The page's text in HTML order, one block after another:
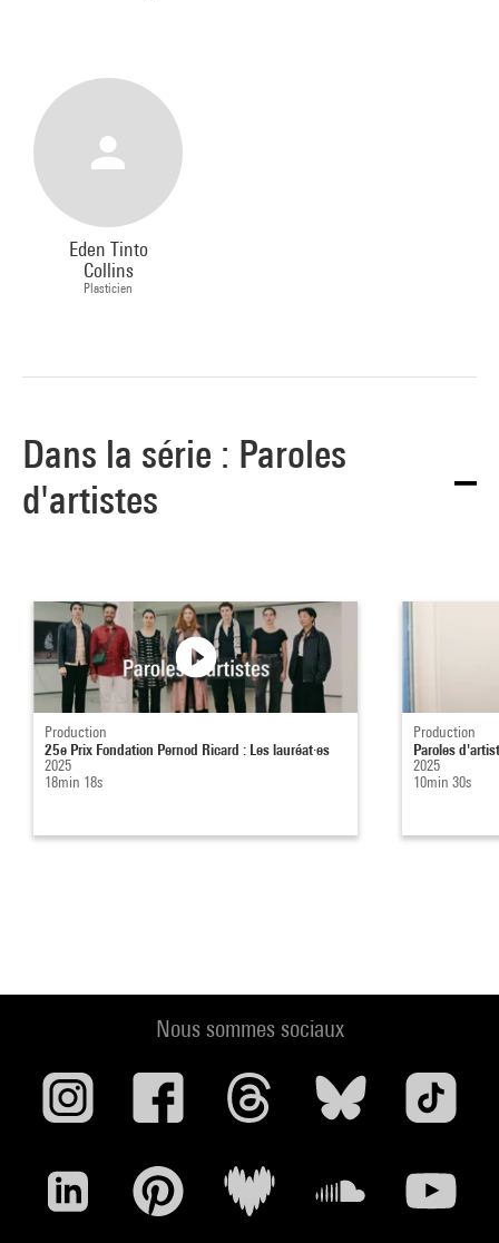
Eden Tinto
Collins
Plasticien
Dans la série : Paroles
d'artistes
Production
25e Prix Fondation Pernod Ricard : Les lauréat·es
2025
18min 18s
Production
Paroles
2025
10min 30s
Nous sommes sociaux